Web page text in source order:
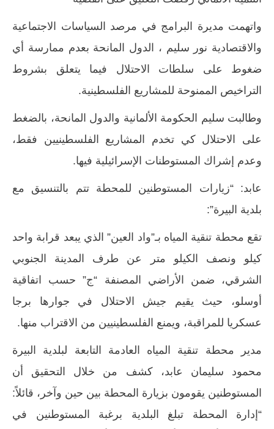
واتهمت مديرة البرامج في مرصد السياسات الاجتماعية
والاقتصادية نور سليم ، الدول المانحة بعدم ممارسة أي
ضغوط على سلطات الاحتلال فيما يتعلق بشروط
التراخيص الممنوحة للمشاريع الفلسطينية.
وطالبت سليم الحكومة الألمانية والدول المانحة، بالضغط
على الاحتلال كي تخدم المشاريع الفلسطينيين فقط،
وعدم إشراك المستوطنات الإسرائيلية فيها.
عابد: “زيارات المستوطنين للمحطة تتم بالتنسيق مع
بلدية البيرة”:
تقع محطة تنقية المياه بـ”واد العين” الذي يبعد قرابة واحد
كيلو ونصف الكيلو متر عن طرف المدينة الجنوبي
الشرقي، ضمن الأراضي المصنفة “ج” حسب اتفاقية
أوسلو، حيث يقيم جيش الاحتلال في جوارها برجا
عسكريا للمراقبة، ويمنع الفلسطينيين من الاقتراب منها.
مدير محطة تنقية المياه العادمة التابعة لبلدية البيرة
محمود سليمان عابد، كشف من خلال التحقيق أن
المستوطنين يقومون بزيارة المحطة بين حين وآخر، قائلاً:
“إدارة المحطة تبلغ البلدية برغبة المستوطنين في